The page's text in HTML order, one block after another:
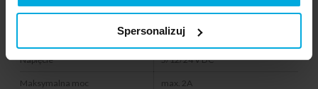
Spersonalizuj
Seria D MINI
MONO
Napięcie 5/12/24 V DC
Maksymalna moc max. 2A